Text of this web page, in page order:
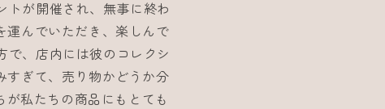
トが開催され、無事に終わ
運んでいただき、楽しんで
で、店内には彼のコレクシ
すぎて、売り物かどうか分
私たちの商品にもとても